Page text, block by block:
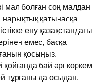
мал болған соң малдан
қатынасқа
ену қазақстандағы
емес, басқа
қосыңыз.
бай әрi көркем
тұрғаны да осыдан.